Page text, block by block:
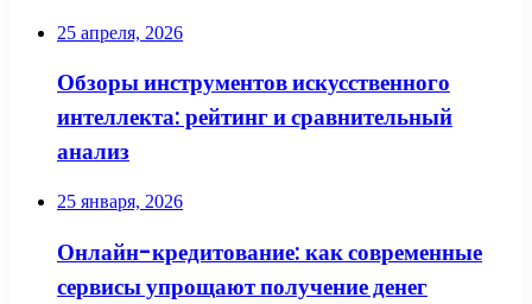
25 апреля, 2026
Обзоры инструментов искусственного
интеллекта: рейтинг и сравнительный
анализ
25 января, 2026
Онлайн-кредитование: как современные
сервисы упрощают получение денег